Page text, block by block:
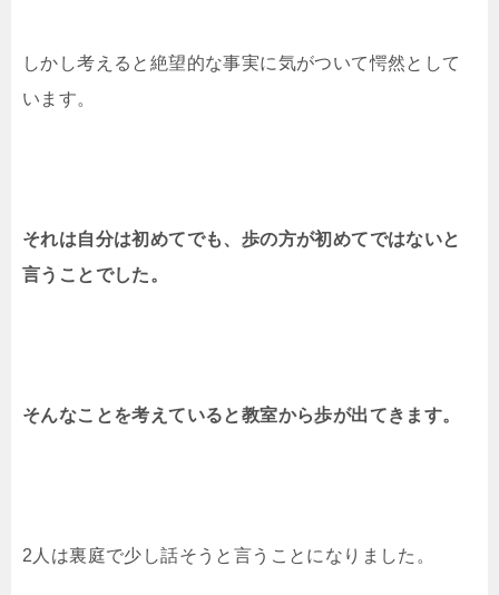
しかし考えると絶望的な事実に気がついて愕然として
います。
それは自分は初めてでも、歩の方が初めてではないと
言うことでした。
そんなことを考えていると教室から歩が出てきます。
2人は裏庭で少し話そうと言うことになりました。